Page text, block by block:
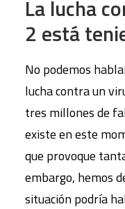
La lucha
2 está
No podemos
lucha contra un
tres millones de
existe en este
que provoque
embargo, hemos
situación podría